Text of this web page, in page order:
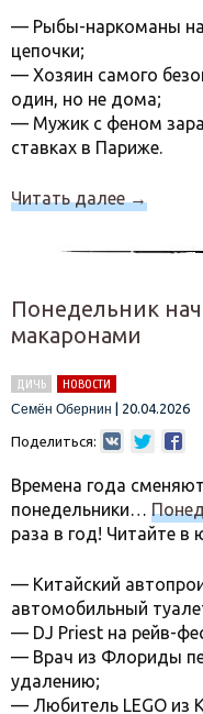
— Рыбы-наркоманы
цепочки;
— Хозяин самого
один, но не дома;
— Мужик с феном
ставках в Париже.
Читать далее→
Понедельник
макаронами
ДИЧЬ
НОВОСТИ
Семён Обернин
20.04.2026
Поделиться:
Времена года
понедельники…
раза в год! Читайте
— Китайский
автомобильный
— DJ Priest на рейв-
— Врач из Флориды
удалению;
— Любитель LEGO из